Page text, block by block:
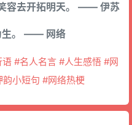
容去开拓明天。 —— 伊苏
生。 —— 网络
#名人名言 #人生感悟 #网
小短句 #网络热梗